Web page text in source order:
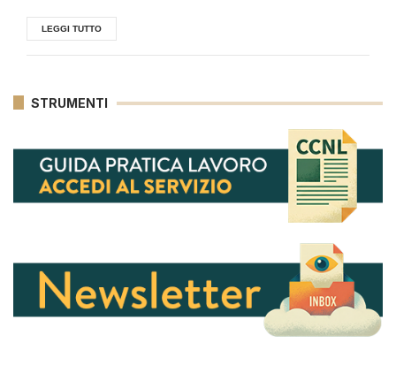
LEGGI TUTTO
STRUMENTI